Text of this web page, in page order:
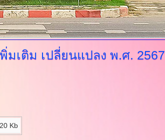
มเติม เปลี่ยนแปลง พ.ศ. 2567
Kb